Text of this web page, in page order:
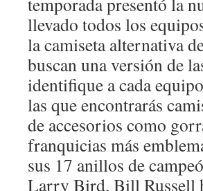
llevado todos los
la camiseta alternativa
buscan una versión de
identifique a cada
las que encontrarás
de accesorios como
franquicias más
sus 17 anillos de
Larry Bird, Bill Russell